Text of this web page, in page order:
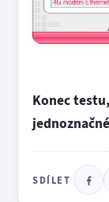
Konec
SDÍLET